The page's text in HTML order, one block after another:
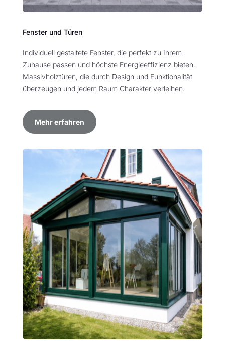
Fenster und Türen
Individuell gestaltete Fenster, die perfekt zu Ihrem
Zuhause passen und höchste Energieeffizienz bieten.
Massivholztüren, die durch Design und Funktionalität
überzeugen und jedem Raum Charakter verleihen.
Mehr erfahren